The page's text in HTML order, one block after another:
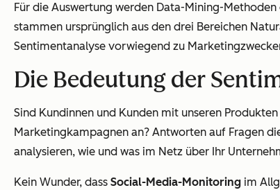
Für die Auswertung werden Data-Mining-
stammen ursprünglich aus den drei Bereichen
Sentimentanalyse vorwiegend zu
Die Bedeutung der
Sind Kundinnen und Kunden mit unseren
Marketingkampagnen an? Antworten auf Fragen
analysieren, wie und was im Netz über Ihr
Kein Wunder, dass Social-Media-Monitoring im